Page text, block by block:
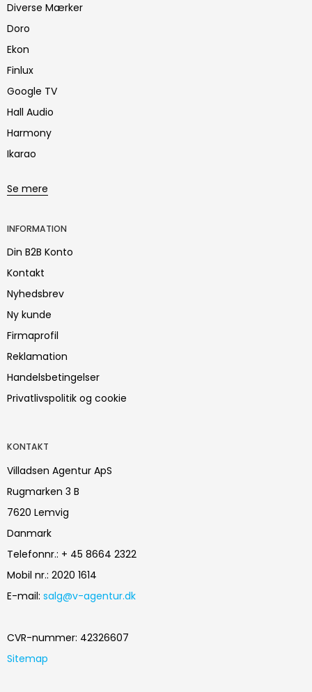
Diverse Mærker
Doro
Ekon
Finlux
Google TV
Hall Audio
Harmony
Ikarao
Se mere
INFORMATION
Din B2B Konto
Kontakt
Nyhedsbrev
Ny kunde
Firmaprofil
Reklamation
Handelsbetingelser
Privatlivspolitik og cookie
KONTAKT
Villadsen Agentur ApS
Rugmarken 3 B
7620 Lemvig
Danmark
Telefonnr.: + 45 8664 2322
Mobil nr.: 2020 1614
E-mail: salg@v-agentur.dk
CVR-nummer: 42326607
Sitemap